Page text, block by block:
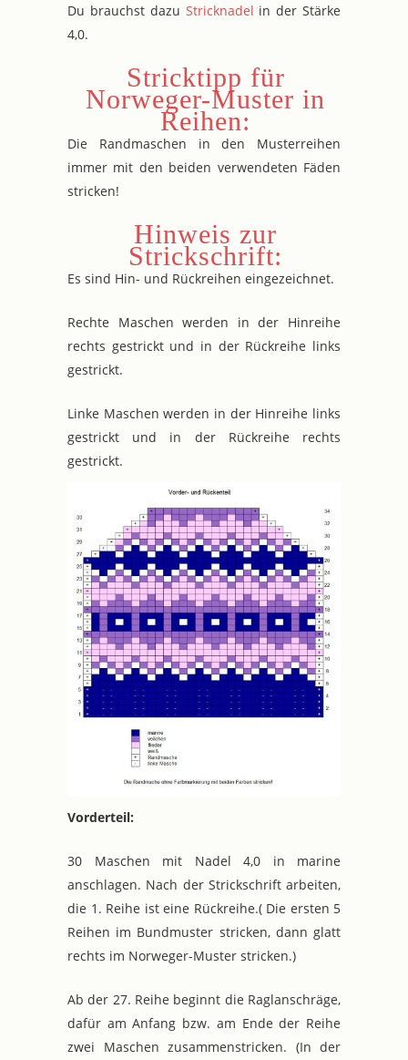
Du brauchst dazu Stricknadel in der Stärke
4,0.
Stricktipp für
Norweger-Muster in
Reihen:
Die Randmaschen in den Musterreihen
immer mit den beiden verwendeten Fäden
stricken!
Hinweis zur
Strickschrift:
Es sind Hin- und Rückreihen eingezeichnet.
Rechte Maschen werden in der Hinreihe
rechts gestrickt und in der Rückreihe links
gestrickt.
Linke Maschen werden in der Hinreihe links
gestrickt und in der Rückreihe rechts
gestrickt.
Vorderteil:
30 Maschen mit Nadel 4,0 in marine
anschlagen. Nach der Strickschrift arbeiten,
die 1. Reihe ist eine Rückreihe.( Die ersten 5
Reihen im Bundmuster stricken, dann glatt
rechts im Norweger-Muster stricken.)
Ab der 27. Reihe beginnt die Raglanschräge,
dafür am Anfang bzw. am Ende der Reihe
zwei Maschen zusammenstricken. (In der